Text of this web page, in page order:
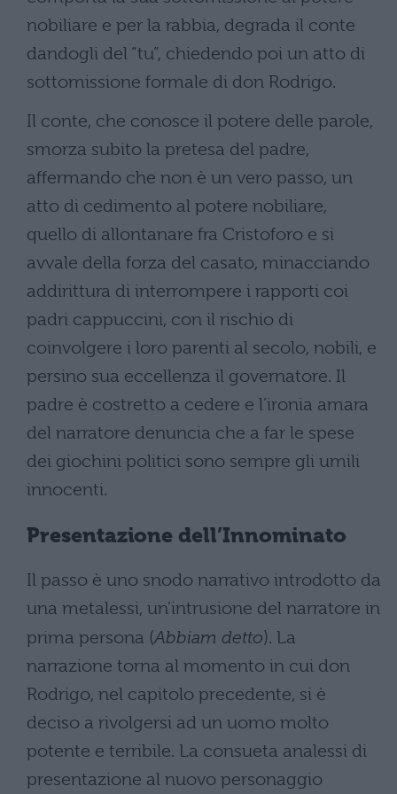
nobiliare e per la rabbia, degrada il conte
dandogli del “tu”, chiedendo poi un atto di
sottomissione formale di don Rodrigo.
Il conte, che conosce il potere delle parole,
smorza subito la pretesa del padre,
affermando che non è un vero passo, un
atto di cedimento al potere nobiliare,
quello di allontanare fra Cristoforo e si
avvale della forza del casato, minacciando
addirittura di interrompere i rapporti coi
padri cappuccini, con il rischio di
coinvolgere i loro parenti al secolo, nobili, e
persino sua eccellenza il governatore. Il
padre è costretto a cedere e l’ironia amara
del narratore denuncia che a far le spese
dei giochini politici sono sempre gli umili
innocenti.
Presentazione dell’Innominato
Il passo è uno snodo narrativo introdotto da
una metalessi, un’intrusione del narratore in
prima persona (Abbiam detto). La
narrazione torna al momento in cui don
Rodrigo, nel capitolo precedente, si è
deciso a rivolgersi ad un uomo molto
potente e terribile. La consueta analessi di
presentazione al nuovo personaggio